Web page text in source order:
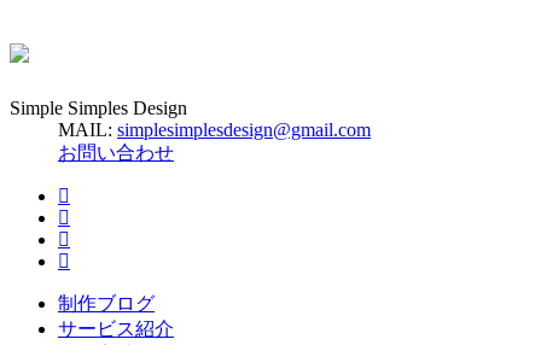
Simple Simples Design
MAIL: simplesimplesdesign@gmail.com
お問い合わせ
制作ブログ
サービス紹介